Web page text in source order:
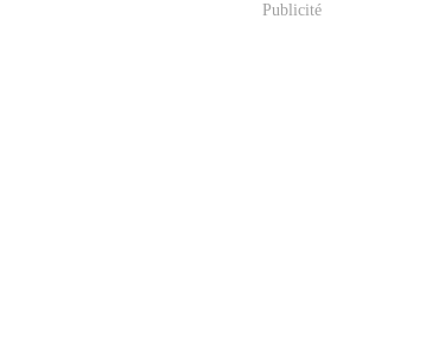
Publicité